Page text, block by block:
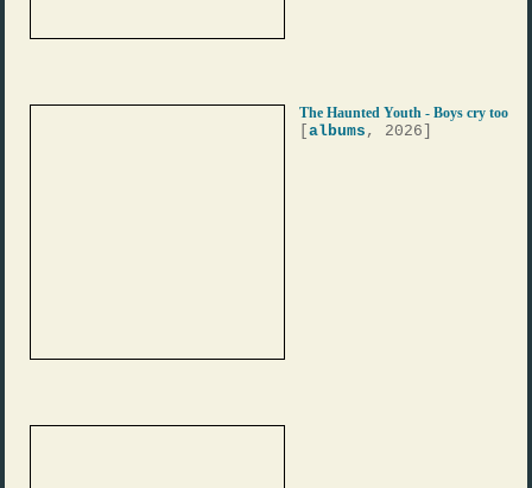
The Haunted Youth - Boys cry too
[albums , 2026]